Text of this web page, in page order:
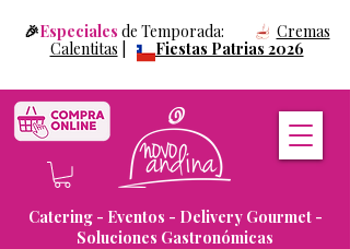
Catering - Eventos - Delivery Gourmet -
Soluciones Gastronómicas
🎉Especiales de Temporada: Cremas
Calentitas
Fiestas Patrias 2026